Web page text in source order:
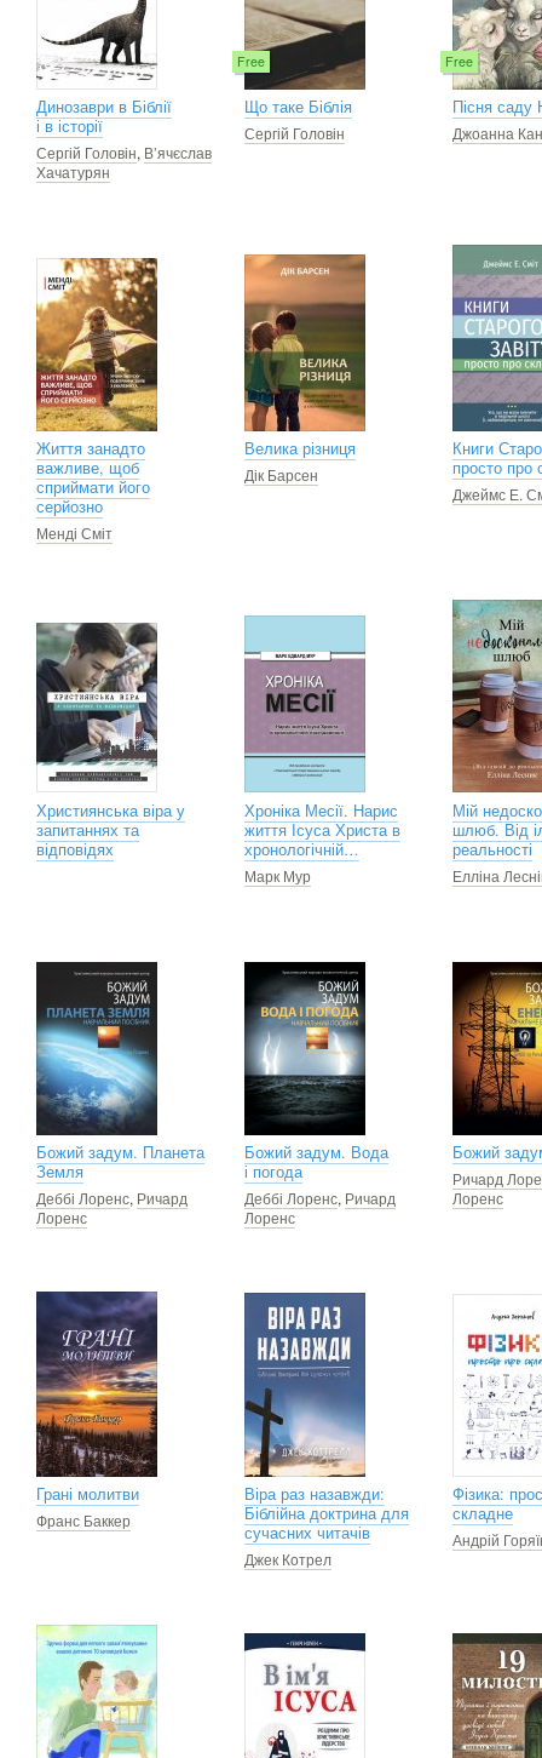
Динозаври в Біблії
і в історії
Сергій Головін, В’ячєслав
Хачатурян
Free
Що таке Біблія
Сергій Головін
Free
Пісня саду
Джоанна
Життя занадто
важливе, щоб
сприймати його
серйозно
Менді Сміт
Велика різниця
Дік Барсен
Книги
просто про
Джеймс Е.
Християнська віра у
запитаннях та
відповідях
Хроніка Месії. Нарис
життя Ісуса Христа в
хронологічній…
Марк Мур
Мій
шлюб. Від
реальності
Елліна
Божий задум. Планета
Земля
Деббі Лоренс, Ричард
Лоренс
Божий задум. Вода
і погода
Деббі Лоренс, Ричард
Лоренс
Божий
Ричард
Лоренс
Грані молитви
Франс Баккер
Віра раз назавжди:
Біблійна доктрина для
сучасних читачів
Джек Котрел
Фізика:
складне
Андрій